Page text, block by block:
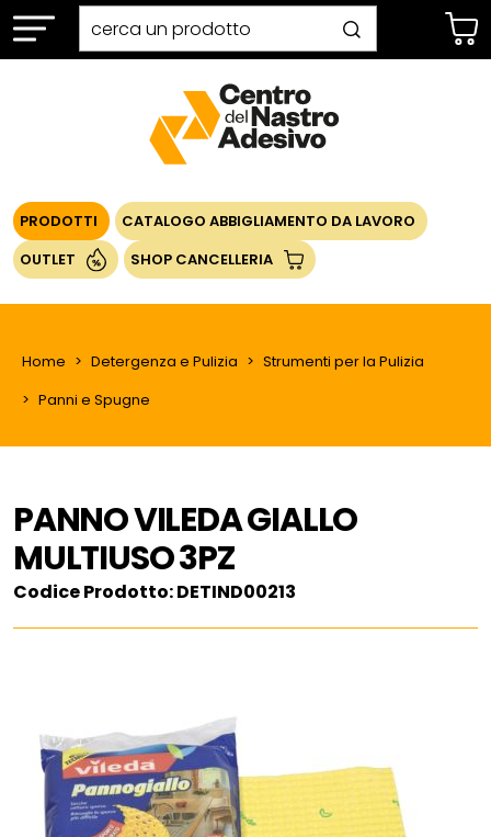
PRODOTTI
CATALOGO ABBIGLIAMENTO DA LAVORO
OUTLET
SHOP CANCELLERIA
Home Detergenza e Pulizia
Strumenti per la Pulizia
Panni e Spugne
PANNO VILEDA GIALLO
MULTIUSO 3PZ
Codice Prodotto: DETIND00213